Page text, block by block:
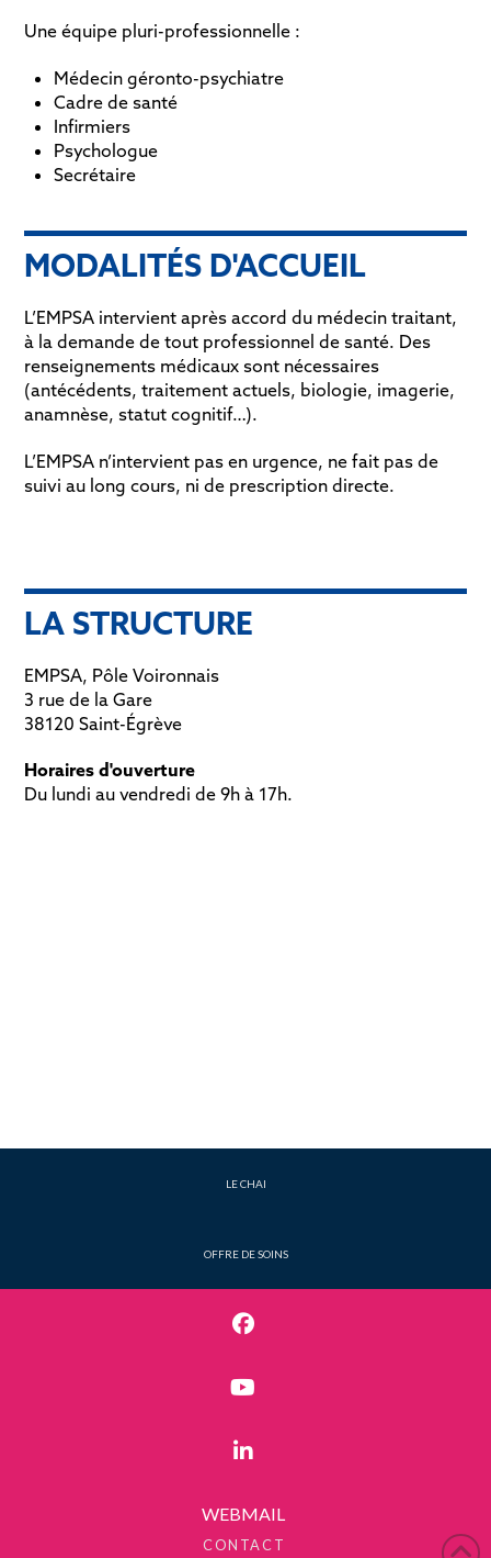
Une équipe pluri-professionnelle :
Médecin géronto-psychiatre
Cadre de santé
Infirmiers
Psychologue
Secrétaire
MODALITÉS D'ACCUEIL
L’EMPSA intervient après accord du médecin traitant,
à la demande de tout professionnel de santé. Des
renseignements médicaux sont nécessaires
(antécédents, traitement actuels, biologie, imagerie,
anamnèse, statut cognitif…).
L’EMPSA n’intervient pas en urgence, ne fait pas de
suivi au long cours, ni de prescription directe.
LA STRUCTURE
EMPSA, Pôle Voironnais
3 rue de la Gare
38120 Saint-Égrève
Horaires d'ouverture
Du lundi au vendredi de 9h à 17h.
LE CHAI
OFFRE DE SOINS
WEBMAIL
CONTACT